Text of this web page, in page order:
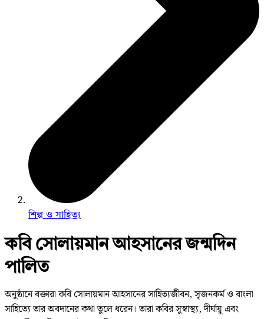
শিল্প ও সাহিত্য
কবি সোলায়মান আহসানের জন্মদিন
পালিত
অনুষ্ঠানে বক্তারা কবি সোলায়মান আহসানের সাহিত্যজীবন, সৃজনকর্ম ও বাংলা
সাহিত্যে তার অবদানের কথা তুলে ধরেন। তারা কবির সুস্বাস্থ্য, দীর্ঘায়ু এবং